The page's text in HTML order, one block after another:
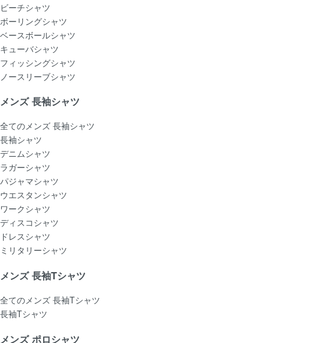
ビーチシャツ
ボーリングシャツ
ベースボールシャツ
キューバシャツ
フィッシングシャツ
ノースリーブシャツ
メンズ 長袖シャツ
全てのメンズ 長袖シャツ
長袖シャツ
デニムシャツ
ラガーシャツ
パジャマシャツ
ウエスタンシャツ
ワークシャツ
ディスコシャツ
ドレスシャツ
ミリタリーシャツ
メンズ 長袖Tシャツ
全てのメンズ 長袖Tシャツ
長袖Tシャツ
メンズ ポロシャツ